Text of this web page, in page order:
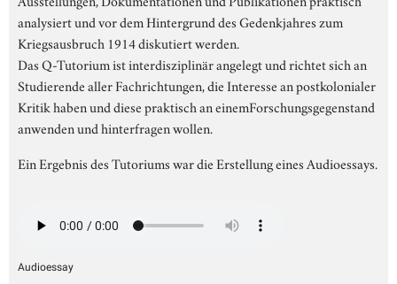
analysiert und vor dem Hintergrund des Gedenkjahres zum
Kriegsausbruch 1914 diskutiert werden.
Das Q-Tutorium ist interdisziplinär angelegt und richtet sich an
Studierende aller Fachrichtungen, die Interesse an postkolonialer
Kritik haben und diese praktisch an einemForschungsgegenstand
anwenden und hinterfragen wollen.
Ein Ergebnis des Tutoriums war die Erstellung eines Audioessays.
Audioessay